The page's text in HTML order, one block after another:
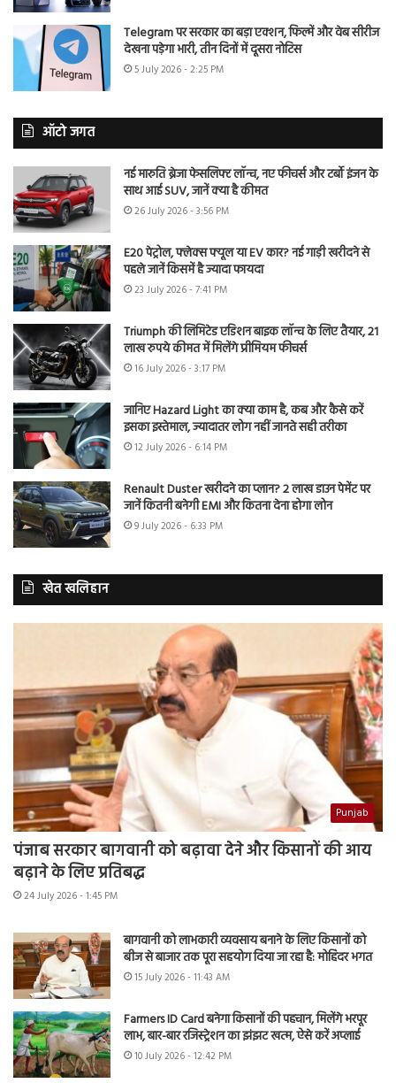
Telegram पर सरकार का बड़ा एक्शन, फिल्में और वेब सीरीज
देखना पड़ेगा भारी, तीन दिनों में दूसरा नोटिस
5 July 2026 - 2:25 PM
ऑटो जगत
नई मारुति ब्रेजा फेसलिफ्ट लॉन्च, नए फीचर्स और टर्बो इंजन के
साथ आई SUV, जानें क्या है कीमत
26 July 2026 - 3:56 PM
E20 पेट्रोल, फ्लेक्स फ्यूल या EV कार? नई गाड़ी खरीदने से
पहले जानें किसमें है ज्यादा फायदा
23 July 2026 - 7:41 PM
Triumph की लिमिटेड एडिशन बाइक लॉन्च के लिए तैयार, 21
लाख रुपये कीमत में मिलेंगे प्रीमियम फीचर्स
16 July 2026 - 3:17 PM
जानिए Hazard Light का क्या काम है, कब और कैसे करें
इसका इस्तेमाल, ज्यादातर लोग नहीं जानते सही तरीका
12 July 2026 - 6:14 PM
Renault Duster खरीदने का प्लान? 2 लाख डाउन पेमेंट पर
जानें कितनी बनेगी EMI और कितना देना होगा लोन
9 July 2026 - 6:33 PM
खेत खलिहान
Punjab
पंजाब सरकार बागवानी को बढ़ावा देने और किसानों की आय
बढ़ाने के लिए प्रतिबद्ध
24 July 2026 - 1:45 PM
बागवानी को लाभकारी व्यवसाय बनाने के लिए किसानों को
बीज से बाजार तक पूरा सहयोग दिया जा रहा है: मोहिंदर भगत
15 July 2026 - 11:43 AM
Farmers ID Card बनेगा किसानों की पहचान, मिलेंगे भरपूर
लाभ, बार-बार रजिस्ट्रेशन का झंझट खत्म, ऐसे करें अप्लाई
10 July 2026 - 12:42 PM